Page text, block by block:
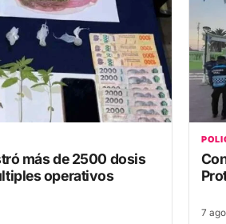
más de 2500 dosis
operativos
7